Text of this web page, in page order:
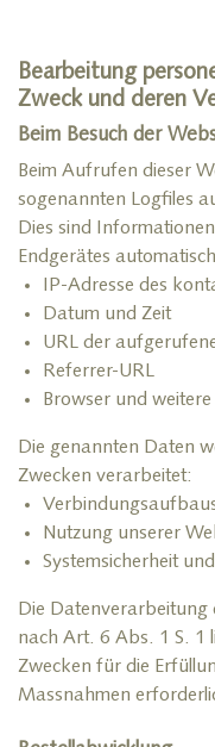
Bearbeitung
Zweck und deren
Beim Besuch der
Beim Aufrufen dieser
sogenannten Logfiles
Dies sind
Endgerätes
IP-Adresse des
Datum und Zeit
URL der
Referrer-URL
Browser und
Die genannten Daten
Zwecken verarbeitet:
Nutzung unserer
Systemsicherheit
Die
nach Art. 6 Abs. 1 S. 1
Zwecken für die
Massnahmen